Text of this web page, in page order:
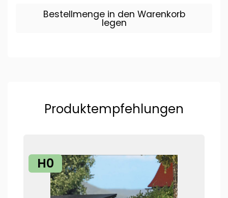
Bestellmenge in den Warenkorb
legen
Produktempfehlungen
H0